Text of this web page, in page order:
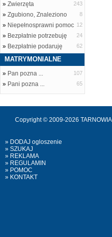
» Zwierzęta 243
» Zgubiono, Znaleziono 8
» Niepełnosprawni pomoc 12
» Bezpłatnie potrzebuję 24
» Bezpłatnie podaruję 62
MATRYMONIALNE
» Pan pozna ... 107
» Pani pozna ... 65
Copyright © 2009-2026
» DODAJ ogloszenie
» SZUKAJ
» REKLAMA
» REGULAMIN
» POMOC
» KONTAKT